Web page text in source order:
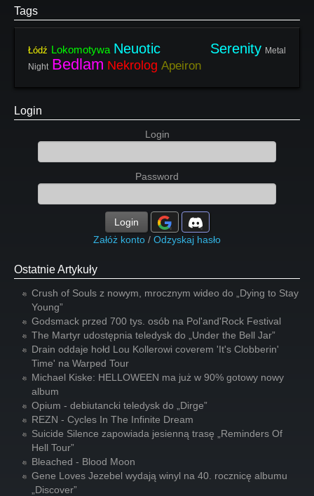
Tags
Łódź Lokomotywa Neuotic Serenity Metal
Night Bedlam Nekrolog Apeiron
Login
Login
Password
Login
Załóż konto / Odzyskaj hasło
Ostatnie Artykuły
Crush of Souls z nowym, mrocznym wideo do „Dying to Stay
Young”
Godsmack przed 700 tys. osób na Pol'and'Rock Festival
The Martyr udostępnia teledysk do „Under the Bell Jar”
Drain oddaje hołd Lou Kollerowi coverem 'It's Clobberin'
Time' na Warped Tour
Michael Kiske: HELLOWEEN ma już w 90% gotowy nowy
album
Opium - debiutancki teledysk do „Dirge”
REZN - Cycles In The Infinite Dream
Suicide Silence zapowiada jesienną trasę „Reminders Of
Hell Tour”
Bleached - Blood Moon
Gene Loves Jezebel wydają winyl na 40. rocznicę albumu
„Discover”